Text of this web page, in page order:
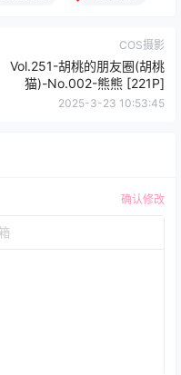
COS摄影
Vol.251-胡桃的朋友圈(胡桃
猫)-No.002-熊熊 [221P]
2025-3-23 10:53:45
确认修改